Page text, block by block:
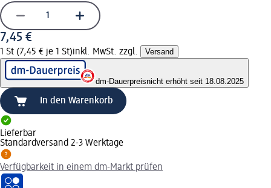
7,45 €
1 St (7,45 € je 1 St)inkl. MwSt. zzgl. Versand
dm-Dauerpreisnicht erhöht seit 18.08.2025
In den Warenkorb
Lieferbar
Standardversand 2-3 Werktage
Verfügbarkeit in einem dm-Markt prüfen